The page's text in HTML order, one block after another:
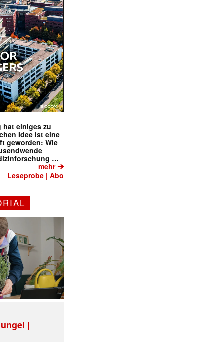
hat einiges zu
Idee ist eine
geworden: Wie
…
mehr➔
Leseprobe |Abo
|